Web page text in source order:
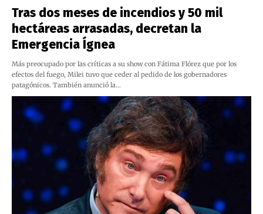
Tras dos meses de incendios y 50 mil
hectáreas arrasadas, decretan la
Emergencia Ígnea
Más preocupado por las críticas a su show con Fátima Flórez que por los
efectos del fuego, Milei tuvo que ceder al pedido de los gobernadores
patagónicos. También anunció la…